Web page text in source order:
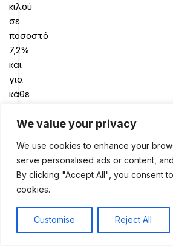
We value your privacy
We use cookies to enhance your
serve personalised ads or content,
By clicking "Accept All", you consent
cookies.
Customise Reject All
κιλού
σε
ποσοστό
7,2%
και
για
κάθε
μονάδα
του
ΔΜΣ.
κανονική
συρρίκνωση
0